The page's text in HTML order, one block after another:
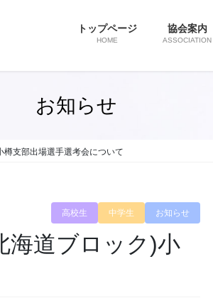
トップページ
HOME
協会案内
ASSOCIATION
お知らせ
支部出場選手選考会について
お知らせ
中学生
高校生
海道ブロック)小